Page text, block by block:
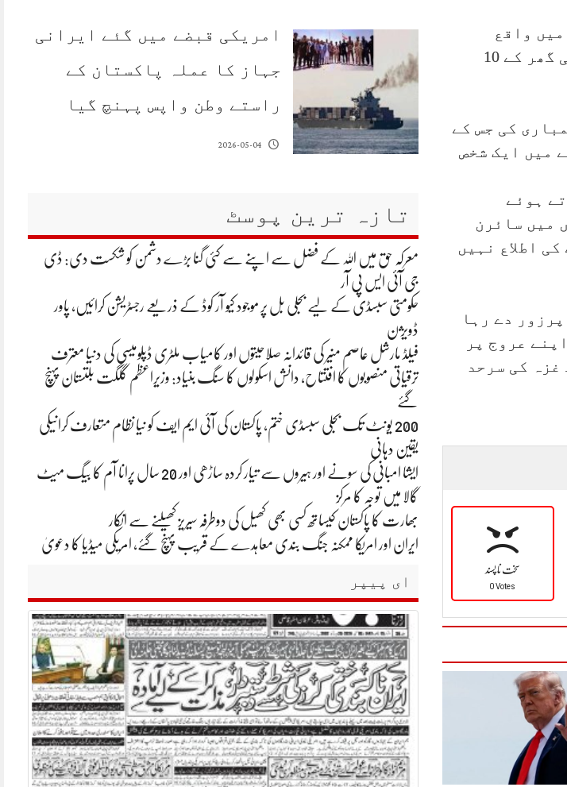
واقع
المغازی اور البریج کے علاقوں کو نشانہ بنایا جس میں ایک ہی گھر کے 10
کی جس کے
میں ایک شخص
ہوئے
میں سائرن
اطلاع نہیں
دے رہا
عروج پر
غزہ کی سرحد
سخت نا پسند
0 Votes
امریکی قبضے میں گئے ایرانی
جہاز کا عملہ پاکستان کے
راستے وطن واپس پہنچ گیا
2026-05-04
تازہ ترین پوسٹ
معرکہ حق میں اللہ کے فضل سے اپنے سے کئی گنا بڑے دشمن کو شکست دی: ڈی
جی آئی ایس پی آر
حکومتی سبسڈی کے لیے بجلی بل پر موجود کیو آر کوڈ کے ذریعے رجسٹریشن کرائیں، پاور
ڈویژن
فیلڈ مارشل عاصم منیر کی قائدانہ صلاحیتوں اور کامیاب ملٹری ڈپلومیسی کی دنیا معترف
ترقیاتی منصوبوں کا افتتاح، دانش اسکولوں کا سنگ بنیاد: وزیراعظم گلگت بلتستان پہنچ
گئے
200 یونٹ تک بجلی سبسڈی ختم، پاکستان کی آئی ایم ایف کو نیا نظام متعارف کرانیکی
یقین دہانی
ایشا امبانی کی سونے اور ہیروں سے تیار کردہ ساڑھی اور 20 سال پرانا آم کا بیگ میٹ
گالا میں توجہ کا مرکز
بھارت کا پاکستان کیساتھ کسی بھی کھیل کی دوطرفہ سیریز کھیلنے سے انکار
ایران اور امریکا ممکنہ جنگ بندی معاہدے کے قریب پہنچ گئے، امریکی میڈیا کا دعویٰ
ای پیپر